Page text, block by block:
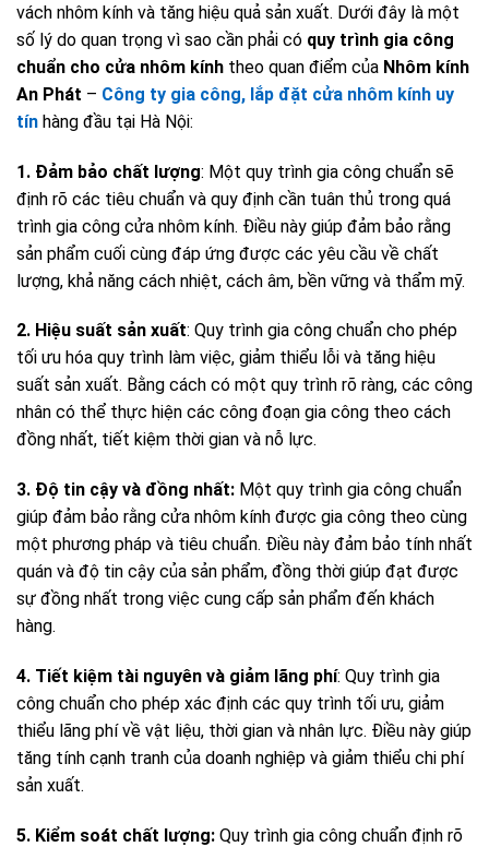
vách nhôm kính và tăng hiệu quả sản xuất. Dưới đây là một
số lý do quan trọng vì sao cần phải có quy trình gia công
chuẩn cho cửa nhôm kính theo quan điểm của Nhôm kính
An Phát – Công ty gia công, lắp đặt cửa nhôm kính uy
tín hàng đầu tại Hà Nội:
1. Đảm bảo chất lượng: Một quy trình gia công chuẩn sẽ
định rõ các tiêu chuẩn và quy định cần tuân thủ trong quá
trình gia công cửa nhôm kính. Điều này giúp đảm bảo rằng
sản phẩm cuối cùng đáp ứng được các yêu cầu về chất
lượng, khả năng cách nhiệt, cách âm, bền vững và thẩm mỹ.
2. Hiệu suất sản xuất: Quy trình gia công chuẩn cho phép
tối ưu hóa quy trình làm việc, giảm thiểu lỗi và tăng hiệu
suất sản xuất. Bằng cách có một quy trình rõ ràng, các công
nhân có thể thực hiện các công đoạn gia công theo cách
đồng nhất, tiết kiệm thời gian và nỗ lực.
3. Độ tin cậy và đồng nhất: Một quy trình gia công chuẩn
giúp đảm bảo rằng cửa nhôm kính được gia công theo cùng
một phương pháp và tiêu chuẩn. Điều này đảm bảo tính nhất
quán và độ tin cậy của sản phẩm, đồng thời giúp đạt được
sự đồng nhất trong việc cung cấp sản phẩm đến khách
hàng.
4. Tiết kiệm tài nguyên và giảm lãng phí: Quy trình gia
công chuẩn cho phép xác định các quy trình tối ưu, giảm
thiểu lãng phí về vật liệu, thời gian và nhân lực. Điều này giúp
tăng tính cạnh tranh của doanh nghiệp và giảm thiểu chi phí
sản xuất.
5. Kiểm soát chất lượng: Quy trình gia công chuẩn định rõ